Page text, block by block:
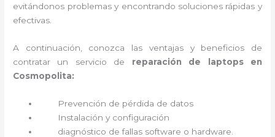
evitándonos problemas y encontrando soluciones rápidas y
efectivas.
A continuación, conozca las ventajas y beneficios de
contratar un servicio de reparación de laptops en
Cosmopolita:
Prevención de pérdida de datos
Instalación y configuración
diagnóstico de fallas software o hardware